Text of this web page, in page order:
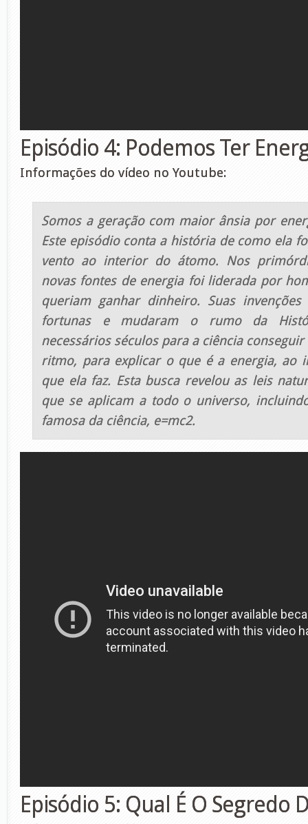
Episódio 4: Podemos Ter
Informações do vídeo no Youtube:
Somos a geração com maior ânsia por
Este episódio conta a história de como ela
vento ao interior do átomo. Nos
novas fontes de energia foi liderada por
queriam ganhar dinheiro. Suas
fortunas e mudaram o rumo da
necessários séculos para a ciência
ritmo, para explicar o que é a energia, ao
que ela faz. Esta busca revelou as leis
que se aplicam a todo o universo,
famosa da ciência, e=mc2.
Episódio 5: Qual É O Segredo